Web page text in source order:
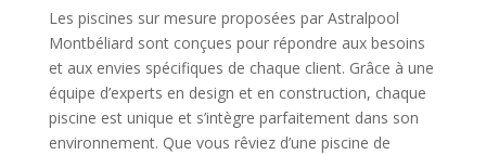
Les piscines sur mesure proposées par Astralpool
Montbéliard sont conçues pour répondre aux besoins
et aux envies spécifiques de chaque client. Grâce à une
équipe d’experts en design et en construction, chaque
piscine est unique et s’intègre parfaitement dans son
environnement. Que vous rêviez d’une piscine de